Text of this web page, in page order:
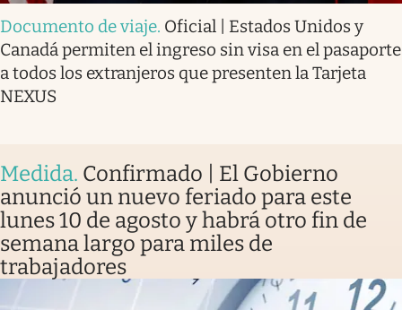
Documento de viaje. Oficial | Estados Unidos y
Canadá permiten el ingreso sin visa en el pasaporte
a todos los extranjeros que presenten la Tarjeta
NEXUS
Medida. Confirmado | El Gobierno
anunció un nuevo feriado para este
lunes 10 de agosto y habrá otro fin de
semana largo para miles de
trabajadores